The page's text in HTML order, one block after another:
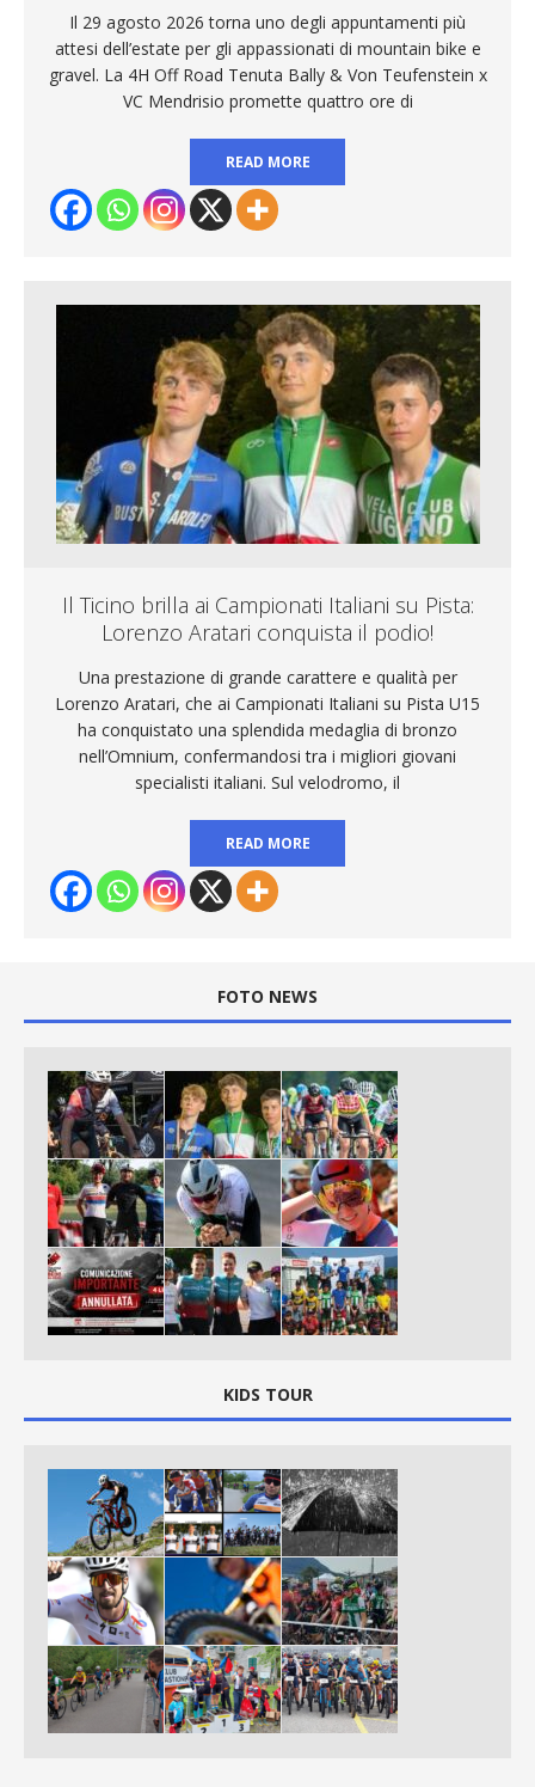
Il 29 agosto 2026 torna uno degli appuntamenti più
attesi dell’estate per gli appassionati di mountain bike e
gravel. La 4H Off Road Tenuta Bally & Von Teufenstein x
VC Mendrisio promette quattro ore di
READ MORE
Il Ticino brilla ai Campionati Italiani su Pista:
Lorenzo Aratari conquista il podio!
Una prestazione di grande carattere e qualità per
Lorenzo Aratari, che ai Campionati Italiani su Pista U15
ha conquistato una splendida medaglia di bronzo
nell’Omnium, confermandosi tra i migliori giovani
specialisti italiani. Sul velodromo, il
READ MORE
FOTO NEWS
KIDS TOUR